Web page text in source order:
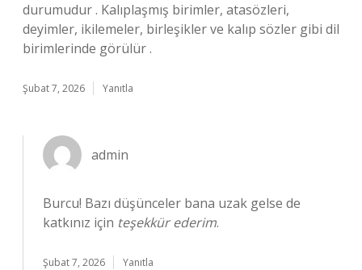
durumudur . Kalıplaşmış birimler, atasözleri,
deyimler, ikilemeler, birleşikler ve kalıp sözler gibi dil
birimlerinde görülür .
Şubat 7, 2026 Yanıtla
admin
Burcu! Bazı düşünceler bana uzak gelse de
katkınız için teşekkür ederim.
Şubat 7, 2026 Yanıtla